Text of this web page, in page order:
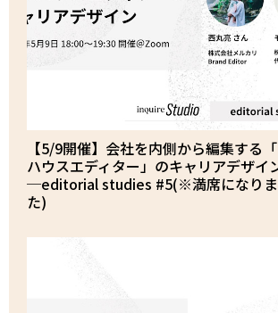
【5/9開催】会社を内側から編集する
ハウスエディター」のキャリアデザイ
─editorial studies #5(※満席になり
た)